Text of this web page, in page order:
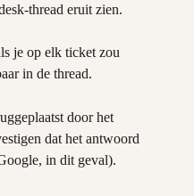
thread eruit zien.
je op elk ticket zou
in de thread.
door het
dat het antwoord
in dit geval).